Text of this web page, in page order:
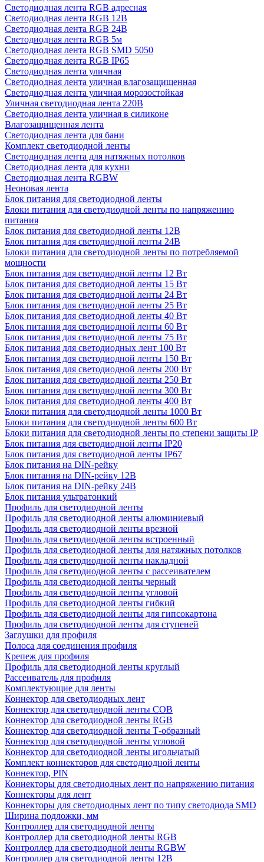
Светодиодная лента RGB адресная
Светодиодная лента RGB 12В
Светодиодная лента RGB 24В
Светодиодная лента RGB 5м
Светодиодная лента RGB SMD 5050
Светодиодная лента RGB IP65
Светодиодная лента уличная
Светодиодная лента уличная влагозащищенная
Светодиодная лента уличная морозостойкая
Уличная светодиодная лента 220В
Светодиодная лента уличная в силиконе
Влагозащищенная лента
Светодиодная лента для бани
Комплект светодиодной ленты
Светодиодная лента для натяжных потолков
Светодиодная лента для кухни
Светодиодная лента RGBW
Неоновая лента
Блок питания для светодиодной ленты
Блоки питания для светодиодной ленты по напряжению
питания
Блок питания для светодиодной ленты 12В
Блок питания для светодиодной ленты 24В
Блоки питания для светодиодной ленты по потребляемой
мощности
Блок питания для светодиодной ленты 12 Вт
Блок питания для светодиодной ленты 15 Вт
Блок питания для светодиодной ленты 24 Вт
Блок питания для светодиодной ленты 25 Вт
Блок питания для светодиодной ленты 40 Вт
Блок питания для светодиодной ленты 60 Вт
Блок питания для светодиодной ленты 75 Вт
Блок питания для светодиодных лент 100 Вт
Блок питания для светодиодной ленты 150 Вт
Блок питания для светодиодной ленты 200 Вт
Блок питания для светодиодной ленты 250 Вт
Блок питания для светодиодной ленты 300 Вт
Блок питания для светодиодной ленты 400 Вт
Блоки питания для светодиодной ленты 1000 Вт
Блоки питания для светодиодной ленты 600 Вт
Блоки питания для светодиодной ленты по степени защиты IP
Блок питания для светодиодной ленты IP20
Блок питания для светодиодной ленты IP67
Блок питания на DIN-рейку
Блок питания на DIN-рейку 12В
Блок питания на DIN-рейку 24В
Блок питания ультратонкий
Профиль для светодиодной ленты
Профиль для светодиодной ленты алюминиевый
Профиль для светодиодной ленты врезной
Профиль для светодиодной ленты встроенный
Профиль для светодиодной ленты для натяжных потолков
Профиль для светодиодной ленты накладной
Профиль для светодиодной ленты с рассеивателем
Профиль для светодиодной ленты черный
Профиль для светодиодной ленты угловой
Профиль для светодиодной ленты гибкий
Профиль для светодиодной ленты для гипсокартона
Профиль для светодиодной ленты для ступеней
Заглушки для профиля
Полоса для соединения профиля
Крепеж для профиля
Профиль для светодиодной ленты круглый
Рассеиватель для профиля
Комплектующие для ленты
Коннектор для светодиодных лент
Коннектор для светодиодной ленты COB
Коннектор для светодиодной ленты RGB
Коннектор для светодиодной ленты Т-образный
Коннектор для светодиодной ленты угловой
Коннектор для светодиодной ленты игольчатый
Комплект коннекторов для светодиодной ленты
Коннектор, PIN
Коннекторы для светодиодных лент по напряжению питания
Коннекторы для лент
Коннекторы для светодиодных лент по типу светодиода SMD
Ширина подложки, мм
Контроллер для светодиодной ленты
Контроллер для светодиодной ленты RGB
Контроллер для светодиодной ленты RGBW
Контроллер для светодиодной ленты 12В